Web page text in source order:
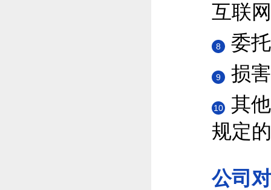
互联
8 委
9 损
10
其
规定
公司